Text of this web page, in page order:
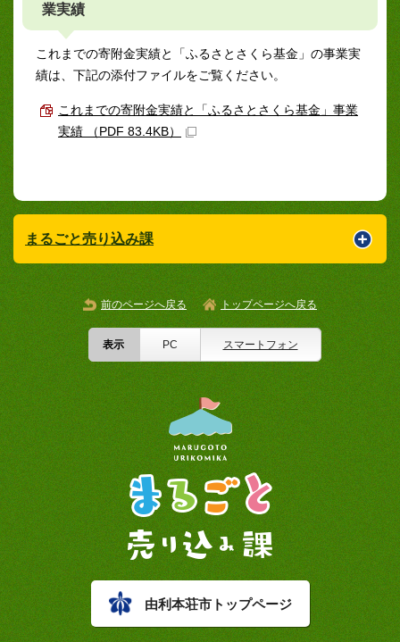
業実績
これまでの寄附金実績と「ふるさとさくら基金」の事業実
績は、下記の添付ファイルをご覧ください。
これまでの寄附金実績と「ふるさとさくら基金」事業
実績 （PDF 83.4KB）
まるごと売り込み課
前のページへ戻る トップページへ戻る
表示 PC スマートフォン
由利本荘市トップページ